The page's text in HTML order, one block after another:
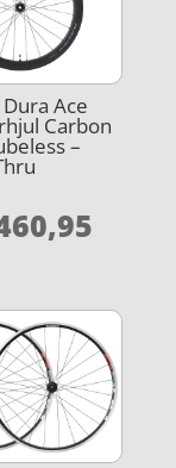
Ace
Carbon
–